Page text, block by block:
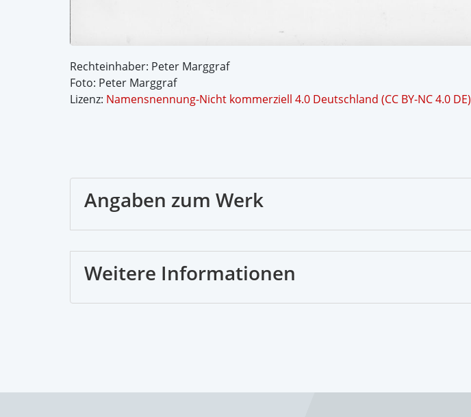
Rechteinhaber: Peter Marggraf
Foto: Peter Marggraf
Lizenz: Namensnennung-Nicht kommerziell 4.0 Deutschland (CC BY-NC 4.0 DE)
Angaben zum Werk
Weitere Informationen